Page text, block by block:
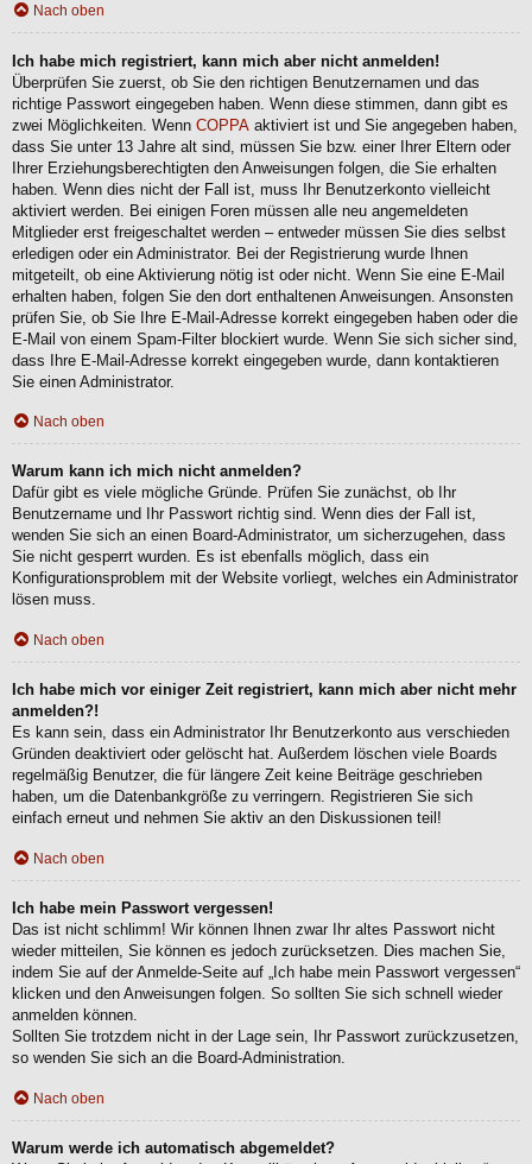
Nach oben
Ich habe mich registriert, kann mich aber nicht anmelden!
Überprüfen Sie zuerst, ob Sie den richtigen Benutzernamen und das
richtige Passwort eingegeben haben. Wenn diese stimmen, dann gibt es
zwei Möglichkeiten. Wenn COPPA aktiviert ist und Sie angegeben haben,
dass Sie unter 13 Jahre alt sind, müssen Sie bzw. einer Ihrer Eltern oder
Ihrer Erziehungsberechtigten den Anweisungen folgen, die Sie erhalten
haben. Wenn dies nicht der Fall ist, muss Ihr Benutzerkonto vielleicht
aktiviert werden. Bei einigen Foren müssen alle neu angemeldeten
Mitglieder erst freigeschaltet werden – entweder müssen Sie dies selbst
erledigen oder ein Administrator. Bei der Registrierung wurde Ihnen
mitgeteilt, ob eine Aktivierung nötig ist oder nicht. Wenn Sie eine E-Mail
erhalten haben, folgen Sie den dort enthaltenen Anweisungen. Ansonsten
prüfen Sie, ob Sie Ihre E-Mail-Adresse korrekt eingegeben haben oder die
E-Mail von einem Spam-Filter blockiert wurde. Wenn Sie sich sicher sind,
dass Ihre E-Mail-Adresse korrekt eingegeben wurde, dann kontaktieren
Sie einen Administrator.
Nach oben
Warum kann ich mich nicht anmelden?
Dafür gibt es viele mögliche Gründe. Prüfen Sie zunächst, ob Ihr
Benutzername und Ihr Passwort richtig sind. Wenn dies der Fall ist,
wenden Sie sich an einen Board-Administrator, um sicherzugehen, dass
Sie nicht gesperrt wurden. Es ist ebenfalls möglich, dass ein
Konfigurationsproblem mit der Website vorliegt, welches ein Administrator
lösen muss.
Nach oben
Ich habe mich vor einiger Zeit registriert, kann mich aber nicht mehr
anmelden?!
Es kann sein, dass ein Administrator Ihr Benutzerkonto aus verschieden
Gründen deaktiviert oder gelöscht hat. Außerdem löschen viele Boards
regelmäßig Benutzer, die für längere Zeit keine Beiträge geschrieben
haben, um die Datenbankgröße zu verringern. Registrieren Sie sich
einfach erneut und nehmen Sie aktiv an den Diskussionen teil!
Nach oben
Ich habe mein Passwort vergessen!
Das ist nicht schlimm! Wir können Ihnen zwar Ihr altes Passwort nicht
wieder mitteilen, Sie können es jedoch zurücksetzen. Dies machen Sie,
indem Sie auf der Anmelde-Seite auf „Ich habe mein Passwort vergessen“
klicken und den Anweisungen folgen. So sollten Sie sich schnell wieder
anmelden können.
Sollten Sie trotzdem nicht in der Lage sein, Ihr Passwort zurückzusetzen,
so wenden Sie sich an die Board-Administration.
Nach oben
Warum werde ich automatisch abgemeldet?